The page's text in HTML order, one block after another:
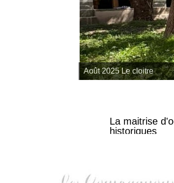
Août 2025 Le cloitre
La maitrise
historiques